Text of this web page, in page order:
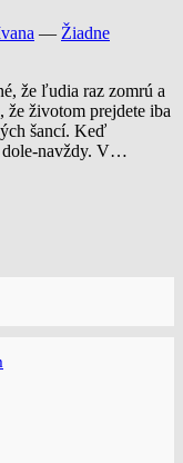
— Žiadne
že ľudia raz zomrú a
že životom prejdete iba
šancí. Keď
dole-navždy. V…